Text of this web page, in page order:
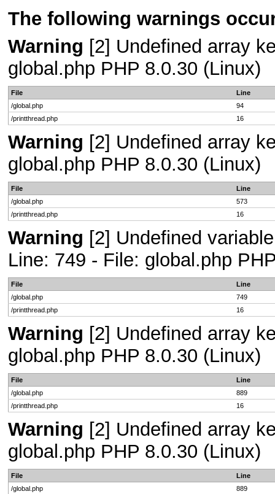
The following warnings
Warning [2] Undefined array
global.php PHP 8.0.30 (Linux)
File
Line
/global.php
94
/printthread.php
16
Warning [2] Undefined array
global.php PHP 8.0.30 (Linux)
File
Line
/global.php
573
/printthread.php
16
Warning [2] Undefined
Line: 749 - File: global.php
File
Line
/global.php
749
/printthread.php
16
Warning [2] Undefined array
global.php PHP 8.0.30 (Linux)
File
Line
/global.php
889
/printthread.php
16
Warning [2] Undefined array
global.php PHP 8.0.30 (Linux)
File
Line
/global.php
889